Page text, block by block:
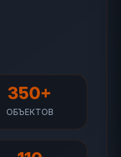
350+
ОБЪЕКТОВ